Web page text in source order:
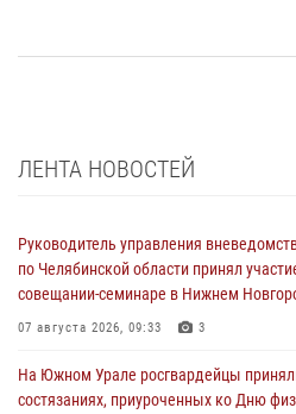
ЛЕНТА НОВОСТЕЙ
Руководитель управления
по Челябинской области принял
совещании-семинаре в Нижнем
07 августа 2026, 09:33 3
На Южном Урале росгвардейцы
состязаниях, приуроченных ко Дню